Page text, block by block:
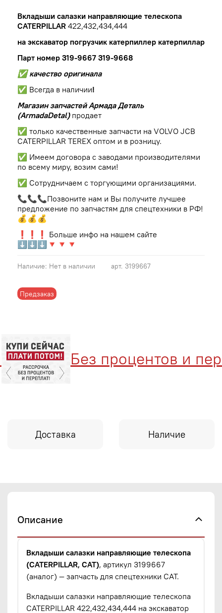
арт. 3199667
Наличие: Нет в наличии
Предзаказ
Вкладыши салазки направляющие телескопа
CATERPILLAR 422,432,434,444
на экскаватор погрузчик катерпиллер катерпиллар
Парт номер 319-9667 319-9668
✅ качество оригинала
✅ Всегда в наличии!
Магазин запчастей Армада Деталь
(ArmadaDetal) продает
✅ только качественные запчасти на VOLVO JCB
CATERPILLAR TEREX оптом и в розницу.
✅ Имеем договора с заводами производителями
по всему миру, возим сами!
✅ Сотрудничаем с торгующими организациями.
📞📞📞Позвоните нам и Вы получите лучшее
предложение по запчастям для спецтехники в РФ!
💰💰💰
❗❗❗ Больше инфо на нашем сайте
⬇⬇⬇🔻🔻🔻
Без процентов и
Доставка Наличие
Описание
Вкладыши салазки направляющие телескопа
(CATERPILLAR, CAT), артикул 3199667
(аналог) — запчасть для спецтехники CAT.
Вкладыши салазки направляющие телескопа
CATERPILLAR 422,432,434,444 на экскаватор